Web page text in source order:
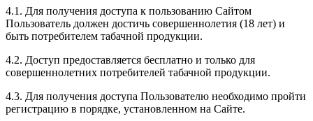
4.1. Для получения доступа к пользованию Сайтом
Пользователь должен достичь совершеннолетия (18 лет) и
быть потребителем табачной продукции.
4.2. Доступ предоставляется бесплатно и только для
совершеннолетних потребителей табачной продукции.
4.3. Для получения доступа Пользователю необходимо пройти
регистрацию в порядке, установленном на Сайте.